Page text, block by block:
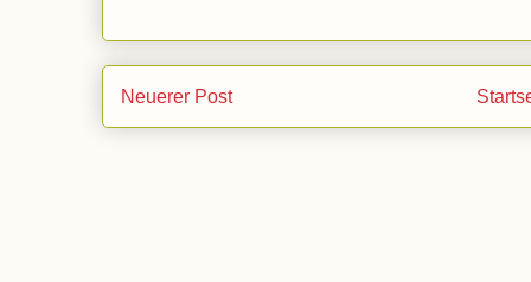
Neuerer Post